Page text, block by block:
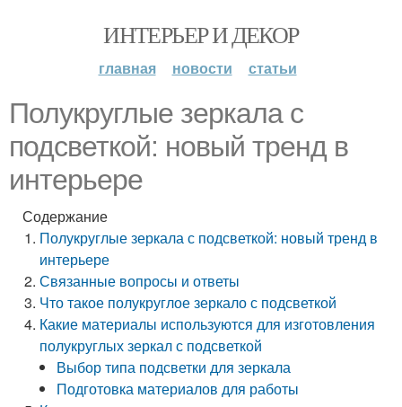
ИНТЕРЬЕР И ДЕКОР
главная новости статьи
Полукруглые зеркала с
подсветкой: новый тренд в
интерьере
Содержание
Полукруглые зеркала с подсветкой: новый тренд в
интерьере
Связанные вопросы и ответы
Что такое полукруглое зеркало с подсветкой
Какие материалы используются для изготовления
полукруглых зеркал с подсветкой
Выбор типа подсветки для зеркала
Подготовка материалов для работы